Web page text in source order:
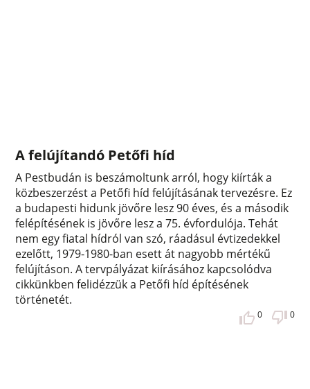
A felújítandó Petőfi híd
A Pestbudán is beszámoltunk arról, hogy kiírták a
közbeszerzést a Petőfi híd felújításának tervezésre. Ez
a budapesti hidunk jövőre lesz 90 éves, és a második
felépítésének is jövőre lesz a 75. évfordulója. Tehát
nem egy fiatal hídról van szó, ráadásul évtizedekkel
ezelőtt, 1979-1980-ban esett át nagyobb mértékű
felújításon. A tervpályázat kiírásához kapcsolódva
cikkünkben felidézzük a Petőfi híd építésének
történetét.
0 0